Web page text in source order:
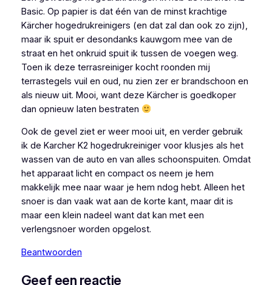
Basic. Op papier is dat één van de minst krachtige
Kärcher hogedrukreinigers (en dat zal dan ook zo zijn),
maar ik spuit er desondanks kauwgom mee van de
straat en het onkruid spuit ik tussen de voegen weg.
Toen ik deze terrasreiniger kocht roonden mij
terrastegels vuil en oud, nu zien zer er brandschoon en
als nieuw uit. Mooi, want deze Kärcher is goedkoper
dan opnieuw laten bestraten
Ook de gevel ziet er weer mooi uit, en verder gebruik
ik de Karcher K2 hogedrukreiniger voor klusjes als het
wassen van de auto en van alles schoonspuiten. Omdat
het apparaat licht en compact os neem je hem
makkelijk mee naar waar je hem ndog hebt. Alleen het
snoer is dan vaak wat aan de korte kant, maar dit is
maar een klein nadeel want dat kan met een
verlengsnoer worden opgelost.
Beantwoorden
Geef een reactie